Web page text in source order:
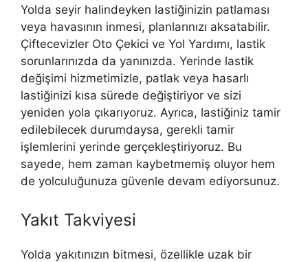
Yolda seyir halindeyken lastiğinizin patlaması
veya havasının inmesi, planlarınızı aksatabilir.
Çiftecevizler Oto Çekici ve Yol Yardımı, lastik
sorunlarınızda da yanınızda. Yerinde lastik
değişimi hizmetimizle, patlak veya hasarlı
lastiğinizi kısa sürede değiştiriyor ve sizi
yeniden yola çıkarıyoruz. Ayrıca, lastiğiniz tamir
edilebilecek durumdaysa, gerekli tamir
işlemlerini yerinde gerçekleştiriyoruz. Bu
sayede, hem zaman kaybetmemiş oluyor hem
de yolculuğunuza güvenle devam ediyorsunuz.
Yakıt Takviyesi
Yolda yakıtınızın bitmesi, özellikle uzak bir